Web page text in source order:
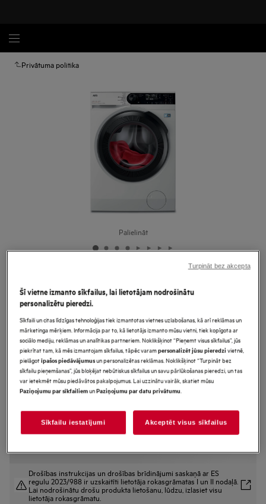
Privātuma politika
Palielināt
7000. sērija Brīvstāvoša priekšas
ielādes veļasmašīna ar žāvētāju 10.0
kg 1551 rpm
Ražojuma informācijas lapa
Priekšrocības
7000 ProSteam® veļas mašīna ar žāvētāju — tvaicē, mazgā un žāvē.
SpecialCare Wash-to-Dry — tvertnes kustības pielāgotas dažādiem
Drošības instrukcijas un drošības brīdinājumi saskaņā ar ES
regulu 2023/988 ir uzskaitīti lietotāja rokasgrāmatas I un II nodaļā.
Lai nodrošinātu drošu produkta lietošanu, lūdzu, izlasiet visu
lietotāja rokasgrāmatu.
Šī vietne izmanto sīkfailus, lai lietotājam nodrošinātu
personalizētu pieredzi.
Sīkfaili un citas līdzīgas tehnoloģijas tiek izmantotas vietnes uzlabošanas, kā arī reklāmas un
mārketinga mērķiem. Informācija par to, kā lietotājs izmanto mūsu vietni, tiek kopīgota ar
sociālo mediju, reklāmas un analītikas partneriem. Noklikšķinot “Pieņemt visus sīkfailus”, jūs
piekrītat tam, kā mēs izmantojam sīkfailus, tāpēc varampersonalizēt jūsu pieredzivietnē,
pielāgotīpašos piedāvājumusun personalizētas reklāmas. Noklikšķinot “Turpināt bez
sīkfailu pieņemšanas”, jūs bloķējat nebūtiskus sīkfailus un savu pārlūkošanas pieredzi, un tas
var ietekmēt mūsu piedāvātos pakalpojumus. Lai uzzinātu vairāk, skatiet mūsu
Paziņojumu par sīkfailiemunPaziņojumu par datu privātumu.
Sīkfailu iestatījumi Akceptēt visus sīkfailus
Turpināt bez akcepta